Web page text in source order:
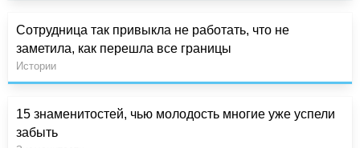
Сотрудница так привыкла не работать, что не
заметила, как перешла все границы
Истории
15 знаменитостей, чью молодость многие уже успели
забыть